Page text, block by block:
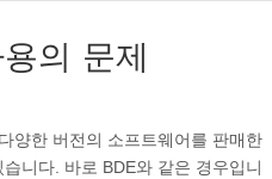
의 문제
양한 버전의 소프트웨어를 판매한
니다. 바로 BDE와 같은 경우입니